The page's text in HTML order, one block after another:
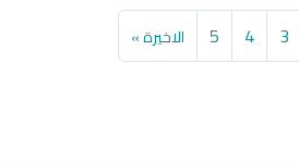
Paginationالصفحة
3 الصفحة
4 الصفحة
5
Last page
الاخيرة »